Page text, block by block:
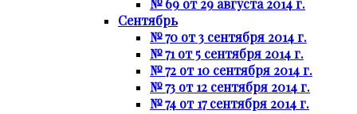
№ 69 от 29 августа 2014 г.
Сентябрь
№ 70 от 3 сентября 2014 г.
№ 71 от 5 сентября 2014 г.
№ 72 от 10 сентября 2014 г.
№ 73 от 12 сентября 2014 г.
№ 74 от 17 сентября 2014 г.